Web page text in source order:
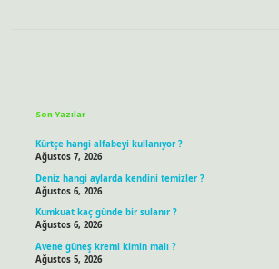
Son Yazılar
Kürtçe hangi alfabeyi kullanıyor ?
Ağustos 7, 2026
Deniz hangi aylarda kendini temizler ?
Ağustos 6, 2026
Kumkuat kaç günde bir sulanır ?
Ağustos 6, 2026
Avene güneş kremi kimin malı ?
Ağustos 5, 2026